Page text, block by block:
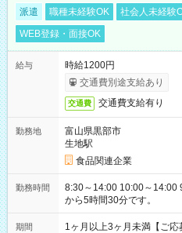
派遣 職種未経験OK 社会人未経験
WEB登録・面接OK
給与
時給1200円
交通費別途支給あり
交通費 交通費支給有り
勤務地
富山県黒部市
生地駅
食品関連企業
勤務時間
8:30～14:00 10:00～14:00 9:00～13:00 ※
から5時間30分です。
期間
1ヶ月以上3ヶ月未満【ご